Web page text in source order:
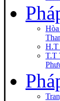
H.T
T.T